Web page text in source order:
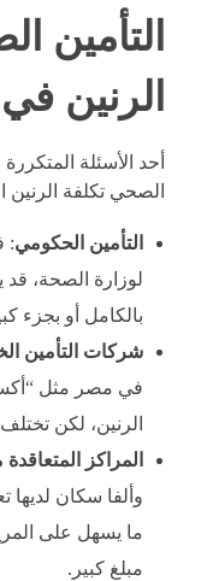
التأمين
الرنين
أحد الأسئلة
الصحي تكلفة
التأمين الحكومي:
لوزارة الصحة،
بالكامل أو بجزء
شركات التأمين
في مصر مثل
الرنين، لكن
المراكز
وألفا سكان لديها
ما يسهل على
مبلغ كبير.